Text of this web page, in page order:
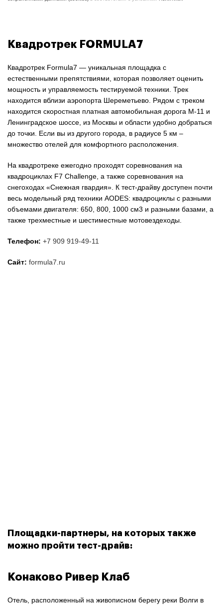
Квадротрек FORMULA7
Квадротрек Formula7 — уникальная площадка с
естественными препятствиями, которая позволяет оценить
мощность и управляемость тестируемой техники. Трек
находится вблизи аэропорта Шереметьево. Рядом с треком
находится скоростная платная автомобильная дорога М-11 и
Ленинградское шоссе, из Москвы и области удобно добраться
до точки. Если вы из другого города, в радиусе 5 км –
множество отелей для комфортного расположения.
На квадротреке ежегодно проходят соревнования на
квадроциклах F7 Challenge, а также соревнования на
снегоходах «Снежная гвардия». К тест-драйву доступен почти
весь модельный ряд техники AODES: квадроциклы с разными
объемами двигателя: 650, 800, 1000 см3 и разными базами, а
также трехместные и шестиместные мотовездеходы.
Телефон: +7 909 919-49-11
Сайт: formula7.ru
Площадки-партнеры, на которых также
можно пройти тест-драйв:
Конаково Ривер Клаб
Отель, расположенный на живописном берегу реки Волги в